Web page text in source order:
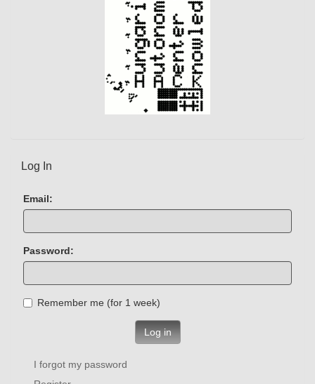
Log In
Email:
Password:
Remember me (for 1 week)
Log in
I forgot my password